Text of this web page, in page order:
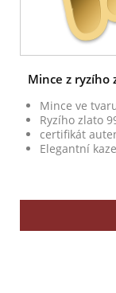
Mince z ryzího
Mince ve
Ryzího zlato
certifikát
Elegantní